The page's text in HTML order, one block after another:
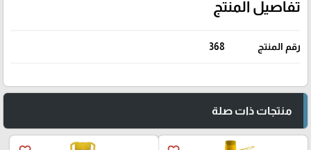
تفاصيل المنتج
رقم المنتج 368
منتجات ذات صلة